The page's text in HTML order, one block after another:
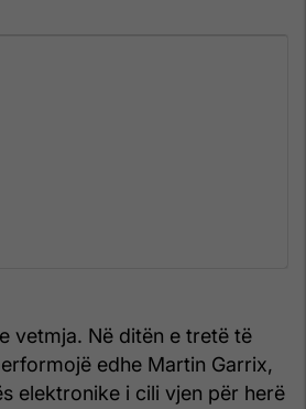
vetmja. Në ditën e tretë të
edhe Martin Garrix,
elektronike i cili vjen për herë